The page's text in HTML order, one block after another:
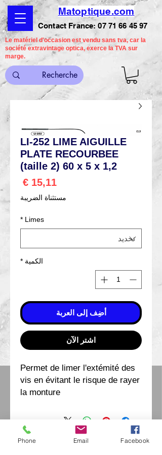
Matoptique.com
Contact France:07 71 66 45 97
Le matériel d'occasion est vendu sans tva, car la
société extravintage optica, exerce la TVA sur
marge.
LI-252 LIME AIGUILLE
PLATE RECOURBEE
(taille 2) 60 x 5 x 1,2
مستثناة الضريبة
Limes
*
الكمية *
أضِف إلى العربة
اشترِ الآن
Permet de limer l'extémité des
vis en évitant le risque de rayer
la monture
إكسترايفينتيدج اوبتيكا
Phone Email Facebook